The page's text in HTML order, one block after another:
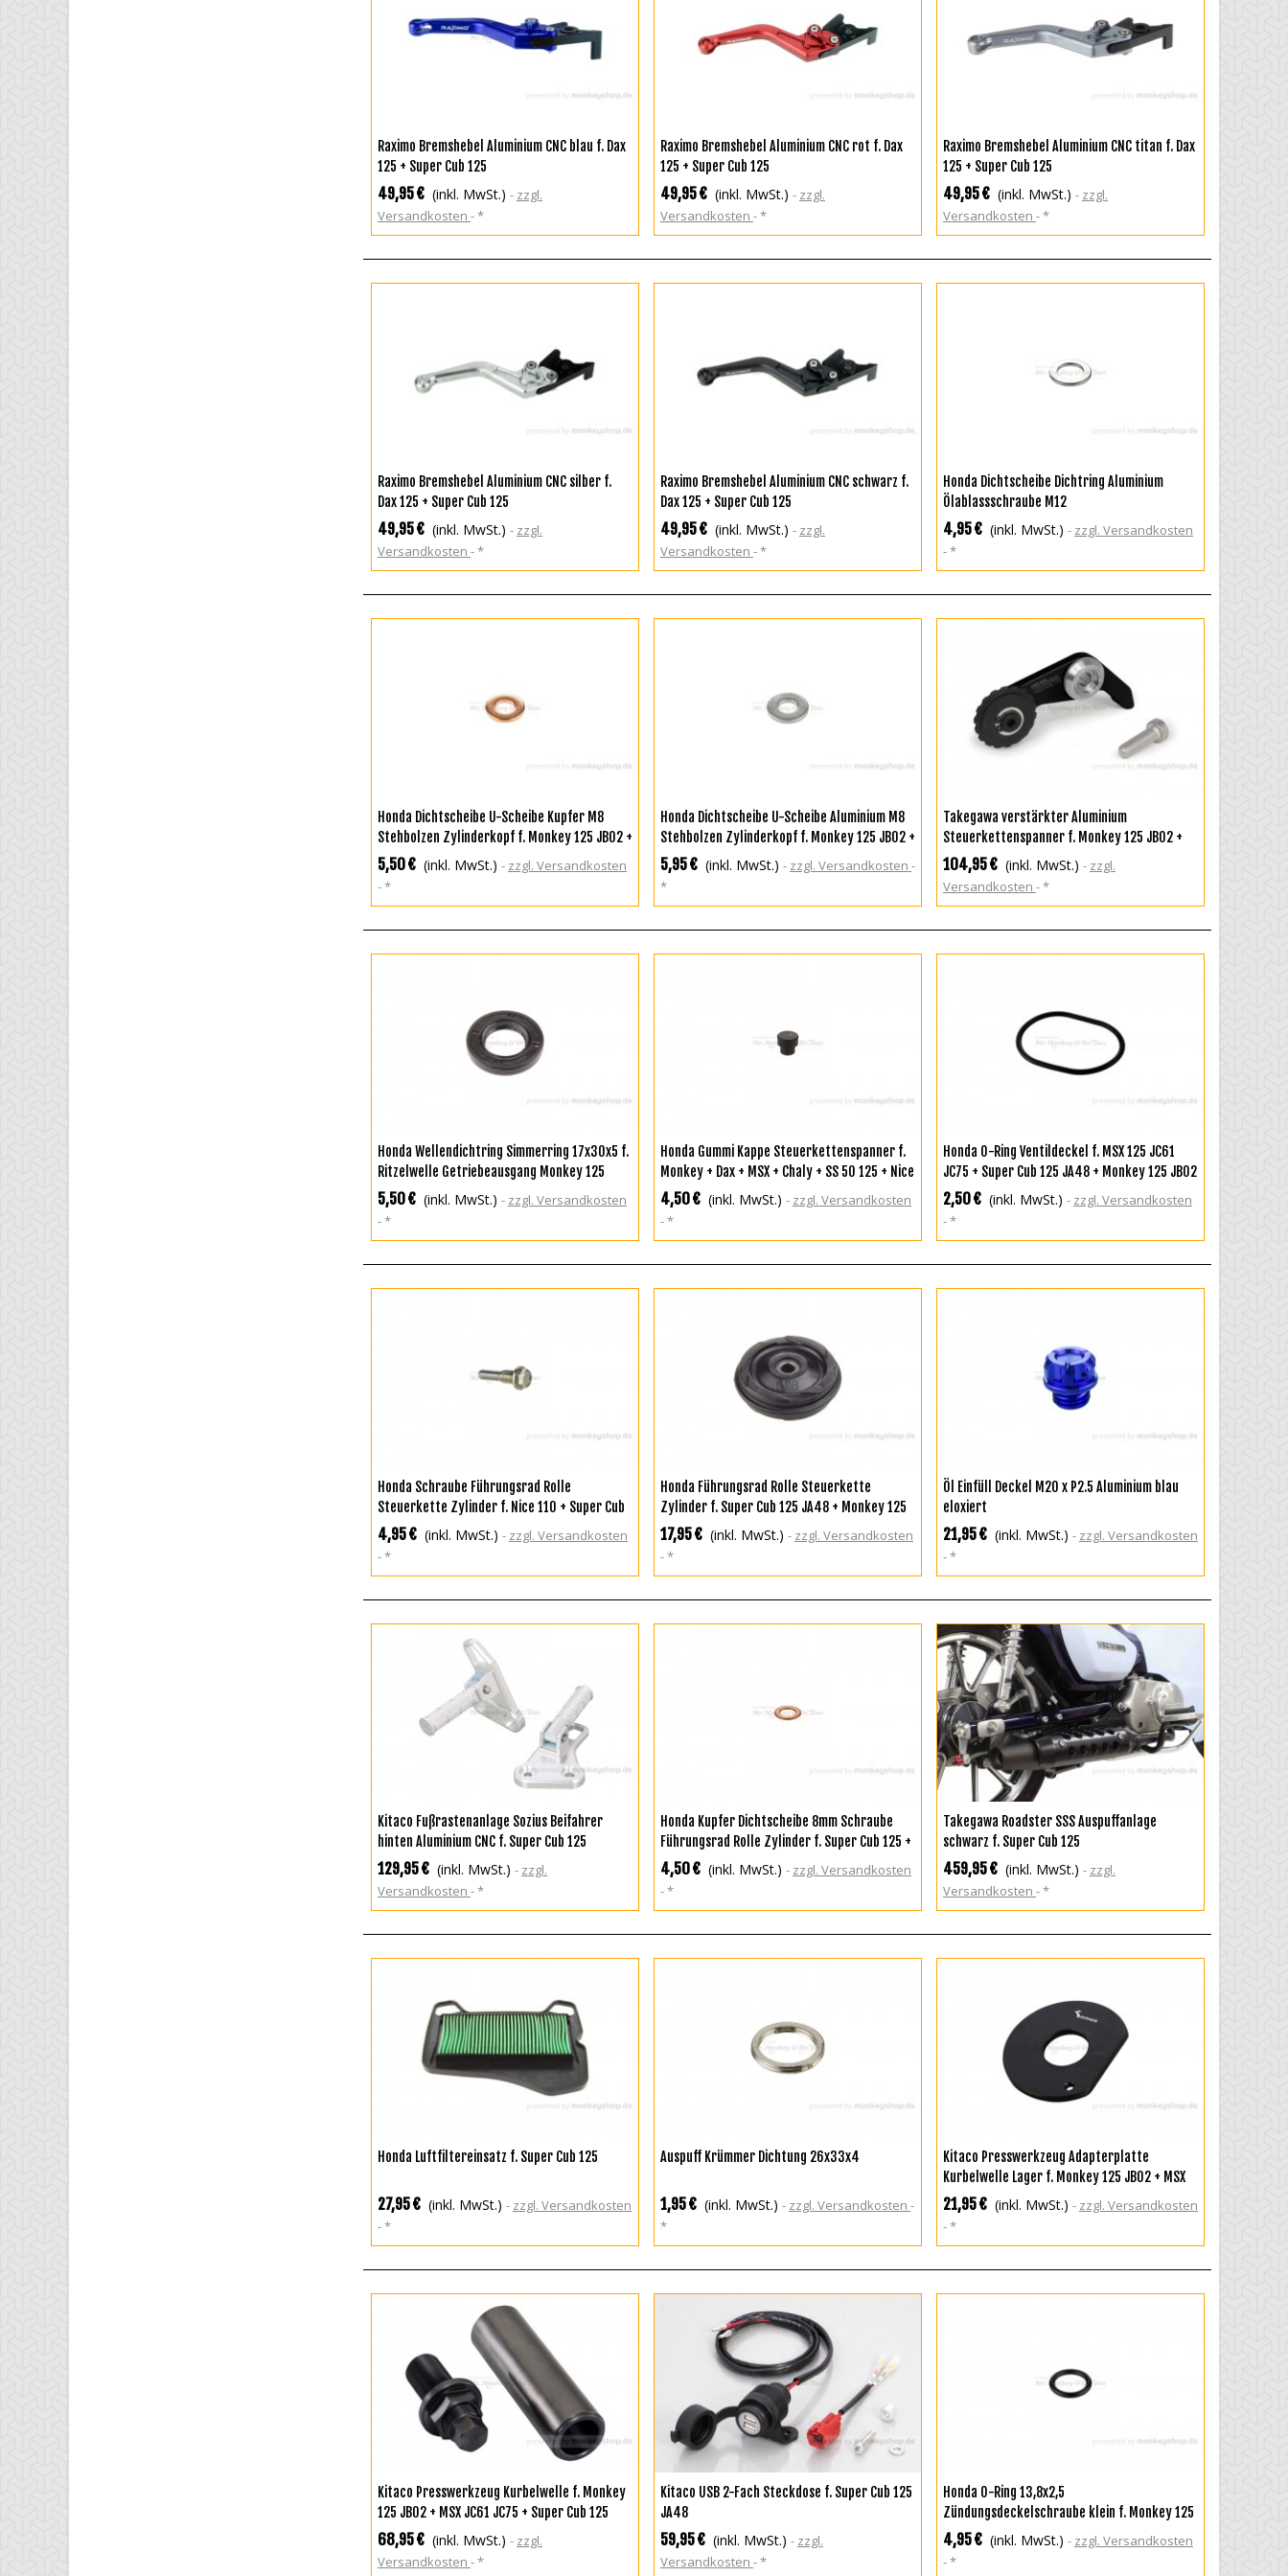
IN DEN WARENKORB
Raximo Bremshebel Aluminium CNC blau f. Dax
125 + Super Cub 125
49,95 € (inkl. MwSt.)
zzgl.
Versandkosten
*
IN DEN WARENKORB
Raximo Bremshebel Aluminium CNC rot f. Dax
125 + Super Cub 125
49,95 € (inkl. MwSt.)
zzgl.
Versandkosten *
IN DEN WARENKORB
Raximo Bremshebel Aluminium CNC titan f. Dax
125 + Super Cub 125
49,95 € (inkl. MwSt.)
zzgl.
Versandkosten *
IN DEN WARENKORB
Raximo Bremshebel Aluminium CNC silber f.
Dax 125 + Super Cub 125
49,95 € (inkl. MwSt.)
zzgl.
Versandkosten
*
IN DEN WARENKORB
Raximo Bremshebel Aluminium CNC schwarz f.
Dax 125 + Super Cub 125
49,95 € (inkl. MwSt.)
zzgl.
Versandkosten *
IN DEN WARENKORB
Honda Dichtscheibe Dichtring Aluminium
Ölablassschraube M12
4,95 € (inkl. MwSt.)
zzgl. Versandkosten
*
ZUR WUNSCHLISTE HINZUFÜGEN
Honda Dichtscheibe U-Scheibe Kupfer M8
Stehbolzen Zylinderkopf f. Monkey 125 JB02 +
MSX JC61 JC75 + Super Cub 125 JA48
5,50 € (inkl. MwSt.)
zzgl. Versandkosten
*
IN DEN WARENKORB
Honda Dichtscheibe U-Scheibe Aluminium M8
Stehbolzen Zylinderkopf f. Monkey 125 JB02 +
MSX JC61 JC75 + Super Cub 125 JA48
5,95 € (inkl. MwSt.)
zzgl. Versandkosten
*
IN DEN WARENKORB
Takegawa verstärkter Aluminium
Steuerkettenspanner f. Monkey 125 JB02 +
MSX 125 JC61 JC75+ Super Cub 125 JA48
104,95 € (inkl. MwSt.)
zzgl.
Versandkosten *
IN DEN WARENKORB
Honda Wellendichtring Simmerring 17x30x5 f.
Ritzelwelle Getriebeausgang Monkey 125
JB02 JB03 + MSX JC61 JC75 JC92
5,50 € (inkl. MwSt.)
zzgl. Versandkosten
*
IN DEN WARENKORB
Honda Gummi Kappe Steuerkettenspanner f.
Monkey + Dax + MSX + Chaly + SS 50 125 + Nice
4,50 € (inkl. MwSt.)
zzgl. Versandkosten
*
IN DEN WARENKORB
Honda O-Ring Ventildeckel f. MSX 125 JC61
JC75 + Super Cub 125 JA48 + Monkey 125 JB02
2,50 € (inkl. MwSt.)
zzgl. Versandkosten
*
IN DEN WARENKORB
Honda Schraube Führungsrad Rolle
Steuerkette Zylinder f. Nice 110 + Super Cub
125 JA48 + MSX JC61 JC75 + Monkey 125 JB02
4,95 € (inkl. MwSt.)
zzgl. Versandkosten
*
ZUR WUNSCHLISTE HINZUFÜGEN
Honda Führungsrad Rolle Steuerkette
Zylinder f. Super Cub 125 JA48 + Monkey 125
JB02 + MSX JC61 JC75
17,95 € (inkl. MwSt.)
zzgl. Versandkosten
*
ZUR WUNSCHLISTE HINZUFÜGEN
Öl Einfüll Deckel M20 x P2.5 Aluminium blau
eloxiert
21,95 € (inkl. MwSt.)
zzgl. Versandkosten
*
IN DEN WARENKORB
Kitaco Fußrastenanlage Sozius Beifahrer
hinten Aluminium CNC f. Super Cub 125
129,95 € (inkl. MwSt.)
zzgl.
Versandkosten
*
IN DEN WARENKORB
Honda Kupfer Dichtscheibe 8mm Schraube
Führungsrad Rolle Zylinder f. Super Cub 125 +
Monkey 125 + MSX + Dax 125 JB04
4,50 € (inkl. MwSt.)
zzgl. Versandkosten
*
ZUR WUNSCHLISTE HINZUFÜGEN
Takegawa Roadster SSS Auspuffanlage
schwarz f. Super Cub 125
459,95 € (inkl. MwSt.)
zzgl.
Versandkosten *
IN DEN WARENKORB
Honda Luftfiltereinsatz f. Super Cub 125
27,95 € (inkl. MwSt.)
zzgl. Versandkosten
*
IN DEN WARENKORB
Auspuff Krümmer Dichtung 26x33x4
1,95 € (inkl. MwSt.)
zzgl. Versandkosten
*
ZUR WUNSCHLISTE HINZUFÜGEN
Kitaco Presswerkzeug Adapterplatte
Kurbelwelle Lager f. Monkey 125 JB02 + MSX
JC61 JC75 + Super Cub 125 JA48
21,95 € (inkl. MwSt.)
zzgl. Versandkosten
*
ZUR WUNSCHLISTE HINZUFÜGEN
Kitaco Presswerkzeug Kurbelwelle f. Monkey
125 JB02 + MSX JC61 JC75 + Super Cub 125
68,95 € (inkl. MwSt.)
zzgl.
Versandkosten
*
IN DEN WARENKORB
Kitaco USB 2-Fach Steckdose f. Super Cub 125
JA48
59,95 € (inkl. MwSt.)
zzgl.
Versandkosten *
IN DEN WARENKORB
Honda O-Ring 13,8x2,5
Zündungsdeckelschraube klein f. Monkey 125
+ MSX 125 + Super Cub 125
4,95 € (inkl. MwSt.)
zzgl. Versandkosten
*